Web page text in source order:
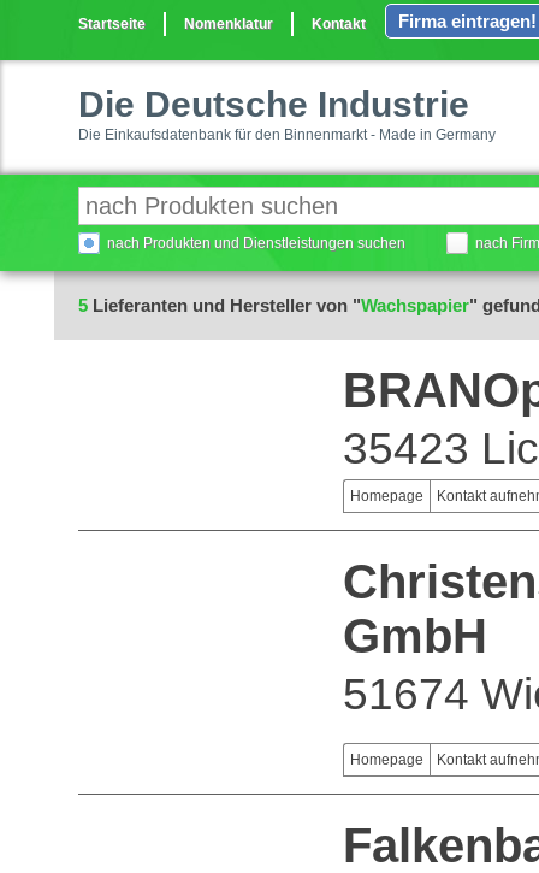
Startseite Nomenklatur Kontakt Firma eintragen!
Die Deutsche Industrie
Die Einkaufsdatenbank für den Binnenmarkt - Made in Germany
nach Produkten und Dienstleistungen suchen nach
5 Lieferanten und Hersteller von "Wachspapier"
35423
Homepage Kontakt
GmbH
51674
Homepage Kontakt